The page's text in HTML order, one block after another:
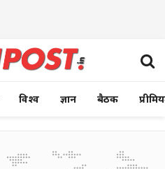
विश्व ज्ञान बैठक